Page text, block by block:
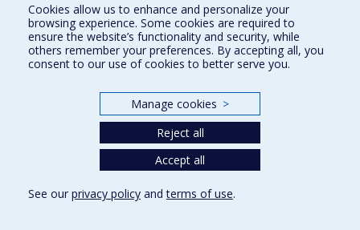
Plan du site
Signaler une erreur
Accessibilité
Nos départements et écoles
Cookies allow us to enhance and personalize your
browsing experience. Some cookies are required to
ensure the website’s functionality and security, while
others remember your preferences. By accepting all, you
consent to our use of cookies to better serve you.
Manage cookies >
Reject all
Accept all
See our privacy policy andterms of use.